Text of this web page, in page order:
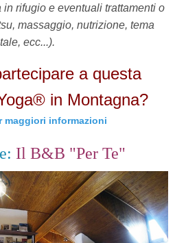
rifugio e eventuali trattamenti o
massaggio, nutrizione, tema
ecc...).
a questa
in Montagna?
maggiori informazioni
Il B&B "Per Te"